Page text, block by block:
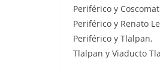
Periférico y
Periférico y Renato
Periférico y Tlalpan.
Tlalpan y Viaducto